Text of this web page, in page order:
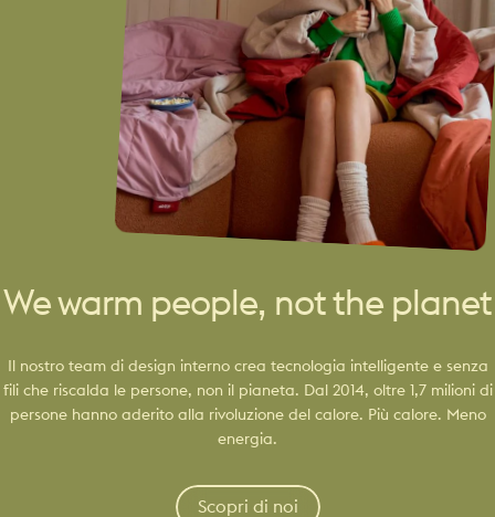
We warm people, not the planet
Il nostro team di design interno crea tecnologia intelligente e senza
fili che riscalda le persone, non il pianeta. Dal 2014, oltre 1,7 milioni di
persone hanno aderito alla rivoluzione del calore. Più calore. Meno
energia.
Scopri di noi